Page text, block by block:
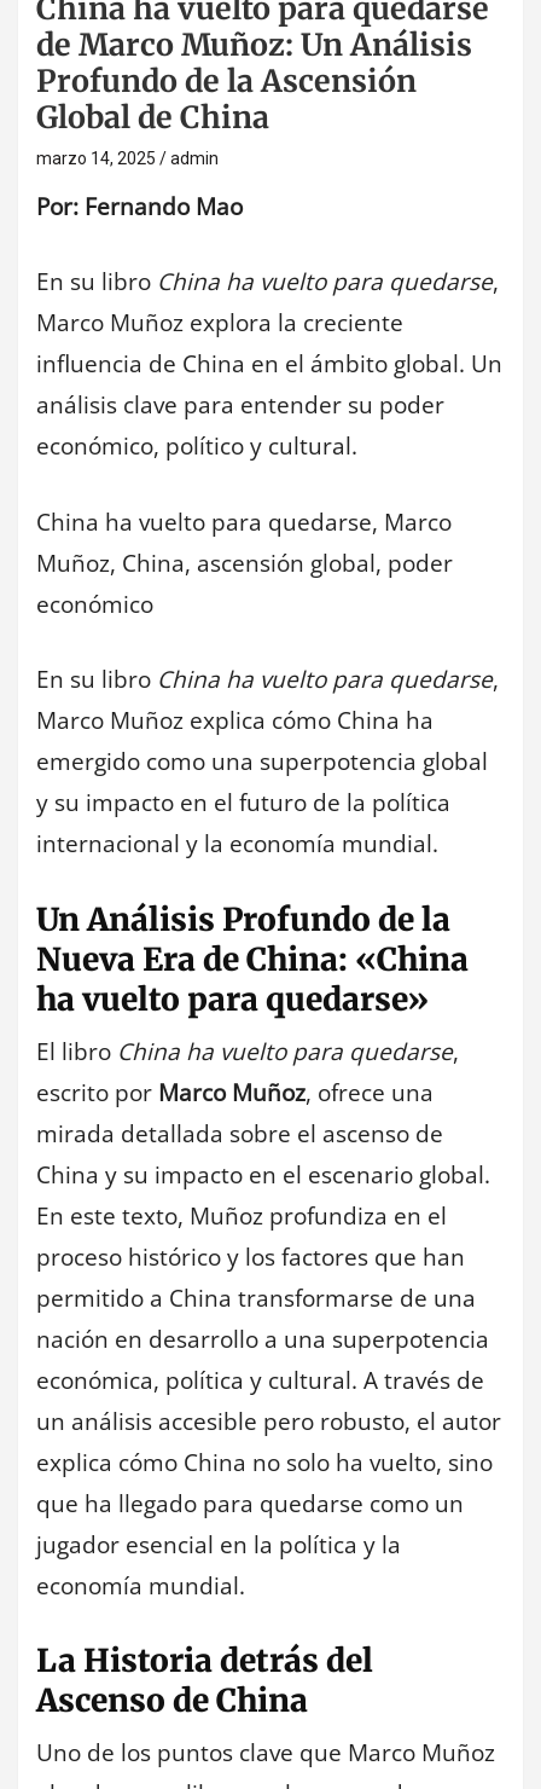
China ha vuelto para quedarse
de Marco Muñoz: Un Análisis
Profundo de la Ascensión
Global de China
marzo 14, 2025 admin
Por: Fernando Mao
En su libro China ha vuelto para quedarse,
Marco Muñoz explora la creciente
influencia de China en el ámbito global. Un
análisis clave para entender su poder
económico, político y cultural.
China ha vuelto para quedarse, Marco
Muñoz, China, ascensión global, poder
económico
En su libro China ha vuelto para quedarse,
Marco Muñoz explica cómo China ha
emergido como una superpotencia global
y su impacto en el futuro de la política
internacional y la economía mundial.
Un Análisis Profundo de la
Nueva Era de China: «China
ha vuelto para quedarse»
El libro China ha vuelto para quedarse,
escrito por Marco Muñoz, ofrece una
mirada detallada sobre el ascenso de
China y su impacto en el escenario global.
En este texto, Muñoz profundiza en el
proceso histórico y los factores que han
permitido a China transformarse de una
nación en desarrollo a una superpotencia
económica, política y cultural. A través de
un análisis accesible pero robusto, el autor
explica cómo China no solo ha vuelto, sino
que ha llegado para quedarse como un
jugador esencial en la política y la
economía mundial.
La Historia detrás del
Ascenso de China
Uno de los puntos clave que Marco Muñoz